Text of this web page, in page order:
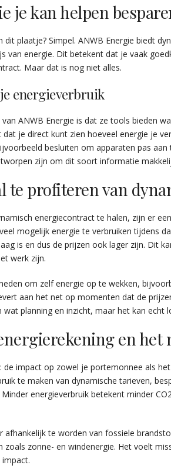
je kan helpen
dit plaatje? Simpel. ANWB Energie biedt
van energie. Dit betekent dat je vaak
Maar dat is nog niet alles.
energieverbruik
ANWB Energie is dat ze tools bieden
dat je direct kunt zien hoeveel energie je
besluiten om apparaten pas
zijn om dit soort informatie
te profiteren van
energiecontract te halen, zijn er
mogelijk energie te verbruiken tijdens
is en dus de prijzen ook lager zijn. Dit
werk zijn.
om zelf energie op te wekken,
aan het net op momenten dat de
planning en inzicht, maar het kan echt
en het
de impact op zowel je portemonnee als
te maken van dynamische tarieven,
energieverbruik betekent minder
afhankelijk te worden van fossiele
zonne- en windenergie. Het voelt